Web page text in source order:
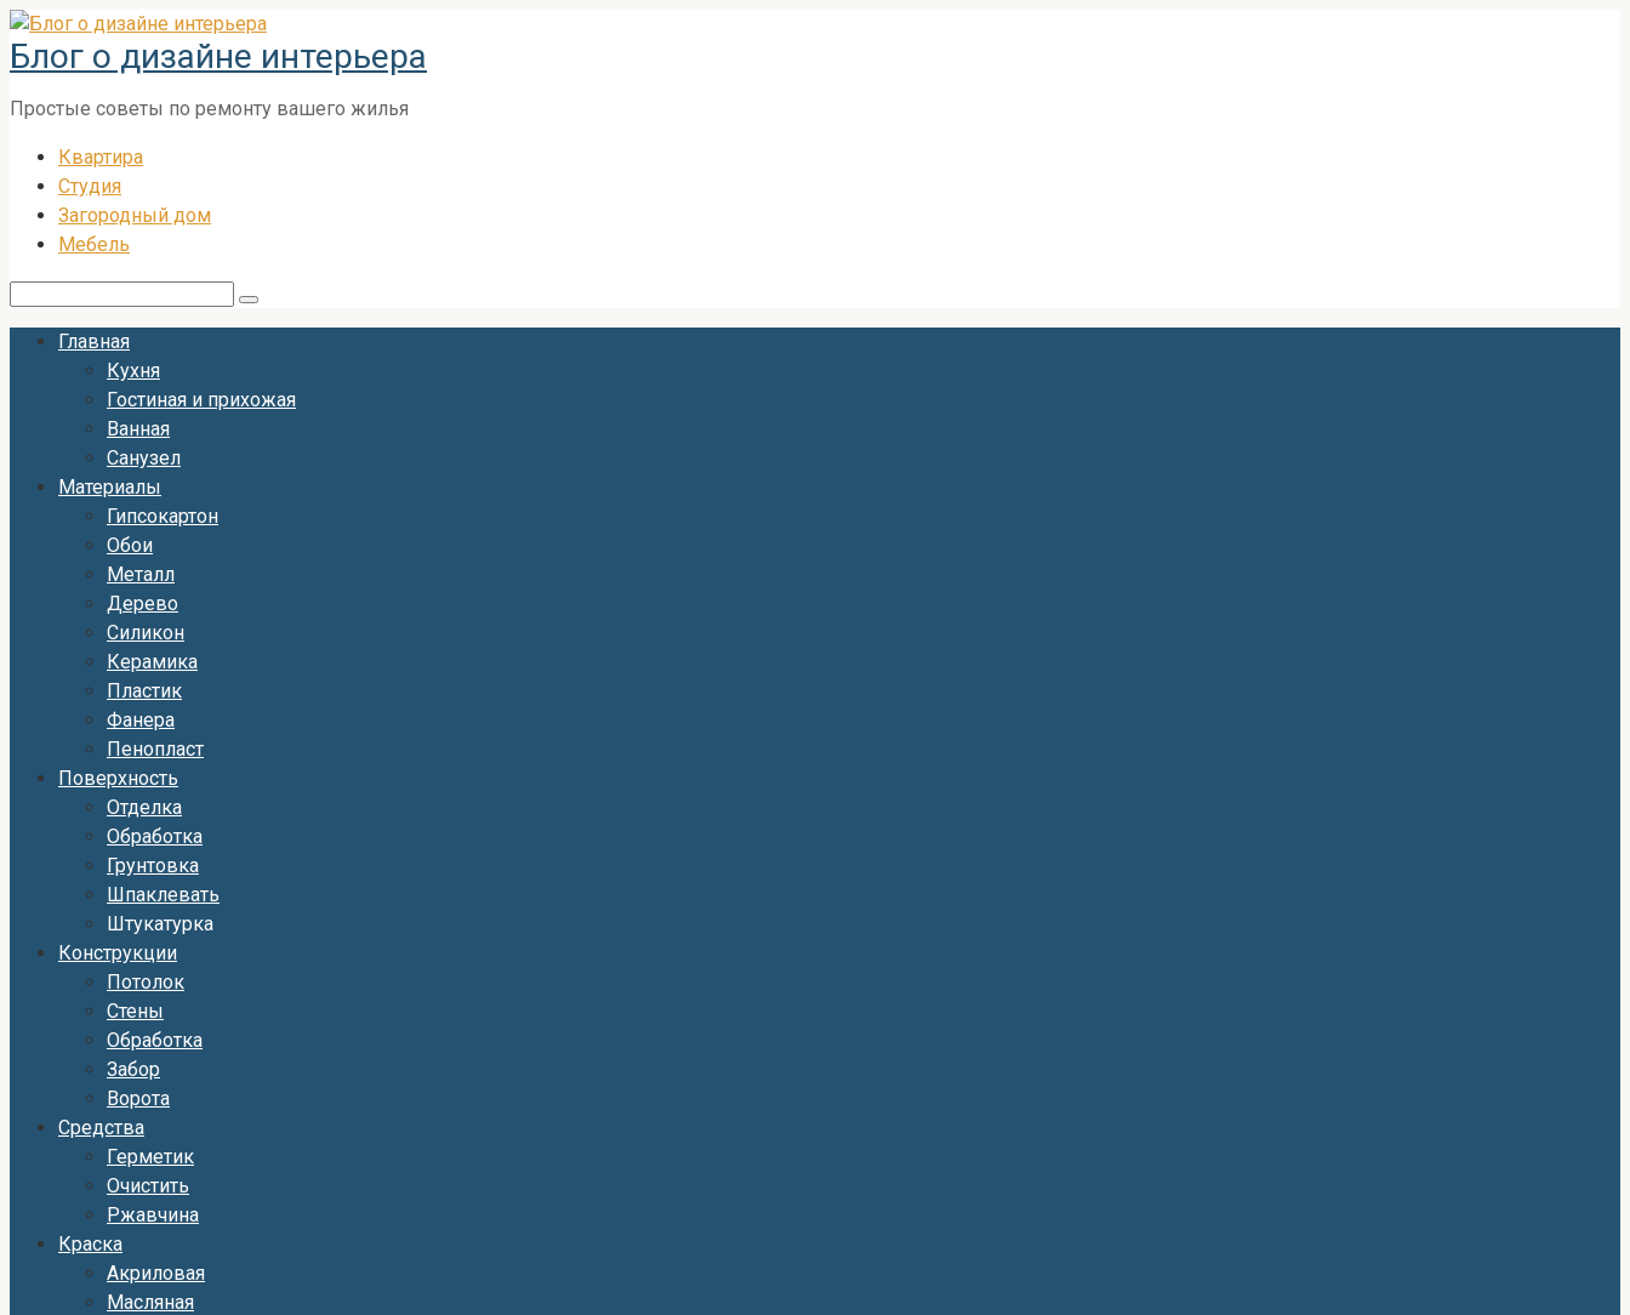
Перейти
к
контенту
Блог о дизайне интерьера
Простые советы по ремонту вашего жилья
Квартира
Студия
Загородный дом
Мебель
Главная
Кухня
Гостиная и прихожая
Ванная
Санузел
Материалы
Гипсокартон
Обои
Металл
Дерево
Силикон
Керамика
Пластик
Фанера
Пенопласт
Поверхность
Отделка
Обработка
Грунтовка
Шпаклевать
Штукатурка
Конструкции
Потолок
Стены
Обработка
Забор
Ворота
Средства
Герметик
Очистить
Ржавчина
Краска
Акриловая
Масляная